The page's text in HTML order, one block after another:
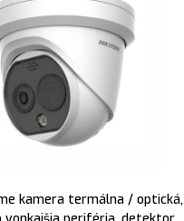
kamera termálna / optická,